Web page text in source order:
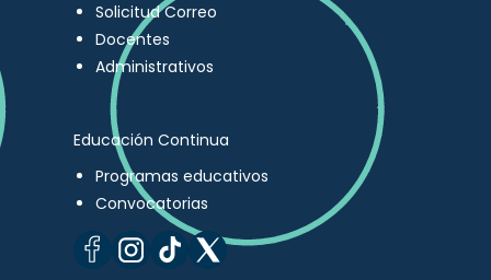
Solicitud Correo
Docentes
Administrativos
Educación Continua
Programas educativos
Convocatorias